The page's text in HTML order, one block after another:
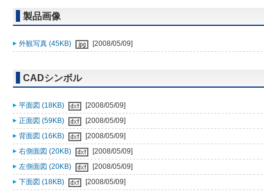
製品画像
外観写真 (45KB) [2008/05/09]
CADシンボル
平面図 (18KB)
[2008/05/09]
正面図 (59KB)
[2008/05/09]
背面図 (16KB)
[2008/05/09]
右側面図 (20KB)
[2008/05/09]
左側面図 (20KB)
[2008/05/09]
下面図 (18KB)
[2008/05/09]